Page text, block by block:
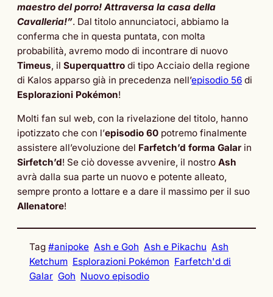
maestro del porro! Attraversa la casa della
Cavalleria!”. Dal titolo annunciatoci, abbiamo la
conferma che in questa puntata, con molta
probabilità, avremo modo di incontrare di nuovo
Timeus, il Superquattro di tipo Acciaio della regione
di Kalos apparso già in precedenza nell’episodio 56 di
Esplorazioni Pokémon!
Molti fan sul web, con la rivelazione del titolo, hanno
ipotizzato che con l’episodio 60 potremo finalmente
assistere all’evoluzione del Farfetch’d forma Galar in
Sirfetch’d! Se ciò dovesse avvenire, il nostro Ash
avrà dalla sua parte un nuovo e potente alleato,
sempre pronto a lottare e a dare il massimo per il suo
Allenatore!
Tag #anipoke Ash e Goh Ash e Pikachu Ash
Ketchum Esplorazioni Pokémon Farfetch'd di
Galar Goh Nuovo episodio